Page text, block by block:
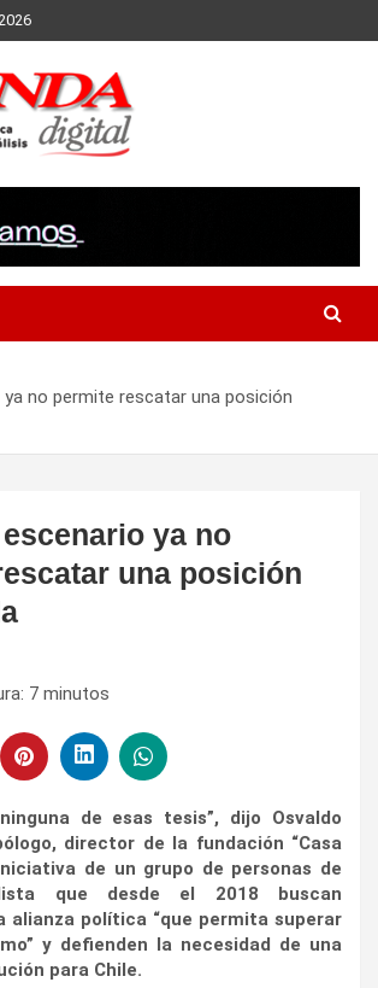
ya no permite rescatar una posición
ya no
una posición
7 minutos
de esas tesis”, dijo Osvaldo
director de la fundación “Casa
de un grupo de personas de
que desde el 2018 buscan
alianza política “que permita superar
y defienden la necesidad de una
para Chile.